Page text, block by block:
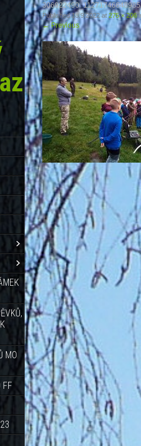
MO
FF
Published18.9.2022at275 × 206
←Previous